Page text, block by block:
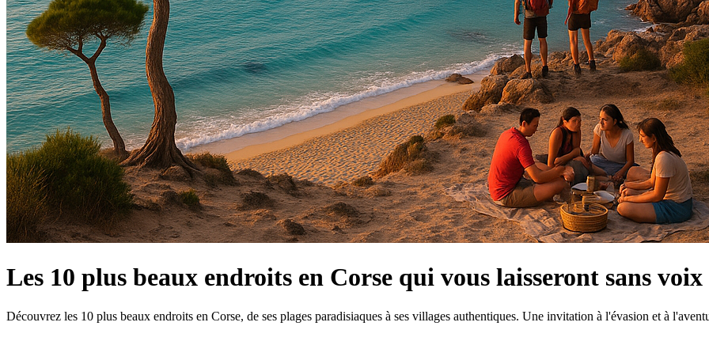
Les 10 plus beaux endroits en Corse qui vous laisseront sans voix
Découvrez les 10 plus beaux endroits en Corse, de ses plages paradisiaques à ses villages authentiques. Une invitation à l'évasion et à